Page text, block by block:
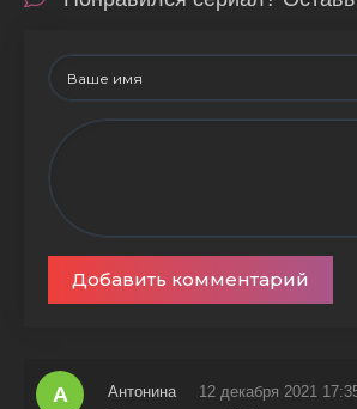
Добавить комментарий
А Антонина 12 декабря 2021